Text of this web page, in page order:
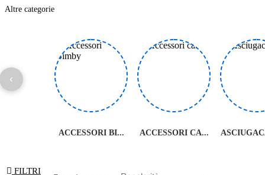
Altre categorie
‹
ACCESSORI BI... ACCESSORI CA...
FILTRI